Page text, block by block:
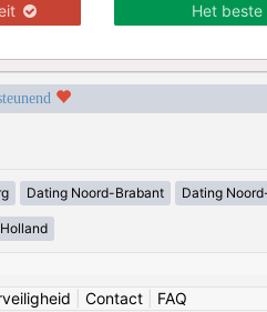
Het beste
Dating Noord-Brabant Dating
Contact FAQ